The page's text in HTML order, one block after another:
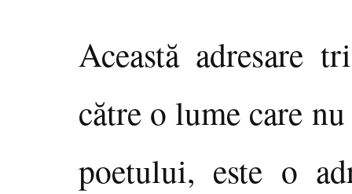
Această adresare
către o lume care
poetului, este o